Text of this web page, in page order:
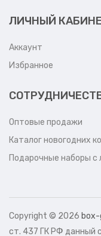
ЛИЧНЫЙ
Аккаунт
Избранное
Оптовые продажи
Каталог новогодних
Подарочные наборы с
Copyright © 2026
ст. 437 ГК РФ данный